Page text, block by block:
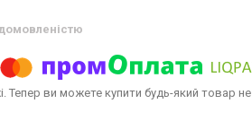
Тепер ви можете купити будь-який товар не